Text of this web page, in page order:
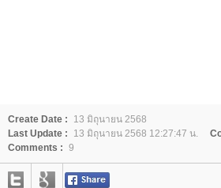
Create Date :
13 มิถุนายน 2568
Last Update :
13 มิถุนายน 2568 12:27:47 น.
Comments : 9